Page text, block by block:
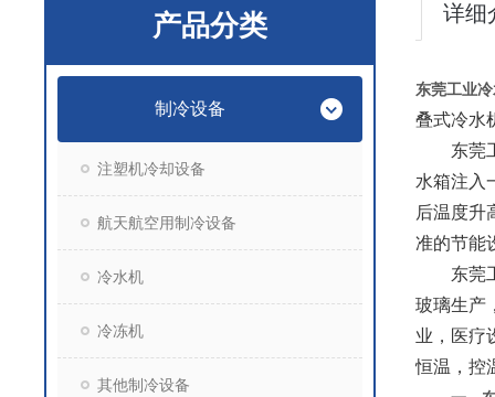
产品分类
制冷设备
注塑机冷却设备
航天航空用制冷设备
冷水机
冷冻机
其他制冷设备
详细
东莞工业
叠式冷水
东莞工
水箱注入
后温度升
准的节能
东莞工
玻璃生产
业，医疗
恒温，控